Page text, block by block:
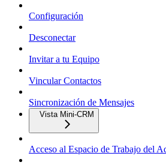
Configuración
Desconectar
Invitar a tu Equipo
Vincular Contactos
Sincronización de Mensajes
Vista Mini-CRM
Acceso al Espacio de Trabajo del